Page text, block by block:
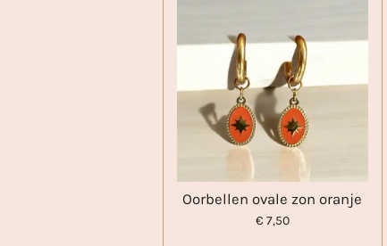
Oorbellen ovale zon oranje
€ 7,50